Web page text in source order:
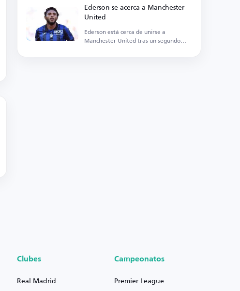
Ederson se acerca a Manchester
United
Ederson está cerca de unirse a
Manchester United tras un segundo
Clubes
Real Madrid
Campeonatos
Premier League